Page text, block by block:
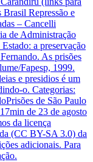
Brasil Repressão e
– Cancelli
de Administração
a preservação
As prisões
Fapesp, 1999.
e presidios é um
o. Categorias:
de São Paulo
de 23 de agosto
da licença
(CC BY-SA 3.0) da
adicionais. Para